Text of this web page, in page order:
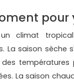
pour
climat
La saison sèche
températures
La saison